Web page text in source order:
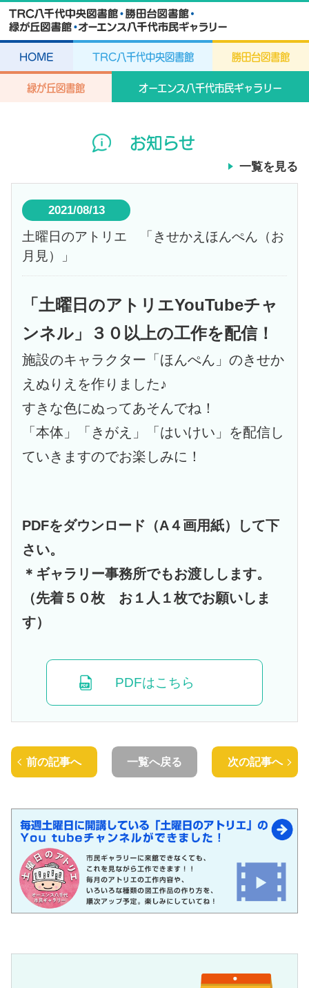
HOME TRC八千代中央図書館 勝田台図書館
緑が丘図書館 オーエンス八千代市民ギャラリー
お知らせ
一覧を見る
2021/08/13
土曜日のアトリエ 「きせかえほんぺん（お
月見）」
「土曜日のアトリエYouTubeチャ
ンネル」３０以上の工作を配信！
施設のキャラクター「ほんぺん」のきせか
えぬりえを作りました♪
すきな色にぬってあそんでね！
「本体」「きがえ」「はいけい」を配信し
ていきますのでお楽しみに！
PDFをダウンロード（A４画用紙）して下
さい。
＊ギャラリー事務所でもお渡しします。
（先着５０枚 お１人１枚でお願いしま
す）
PDFはこちら
前の記事へ 一覧へ戻る 次の記事へ